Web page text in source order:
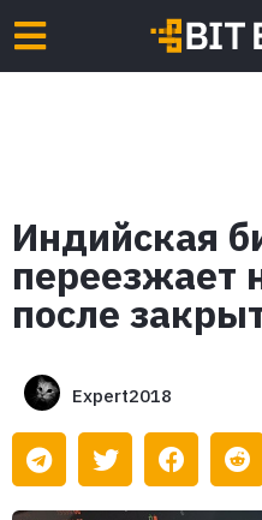
Индийская
переезжает
после
Expert2018